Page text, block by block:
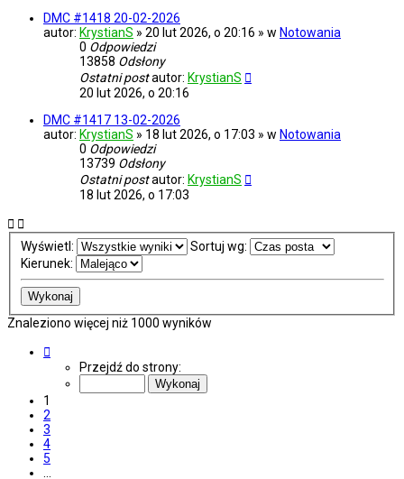
DMC #1418 20-02-2026
autor: KrystianS » 20 lut 2026, o 20:16 » w Notowania
0 Odpowiedzi
13858 Odsłony
Ostatni postautor: KrystianS
20 lut 2026, o 20:16
DMC #1417 13-02-2026
autor: KrystianS » 18 lut 2026, o 17:03 » w Notowania
0 Odpowiedzi
13739 Odsłony
Ostatni postautor: KrystianS
18 lut 2026, o 17:03
Wyświetl:
Sortuj wg:
Kierunek:
Znaleziono więcej niż 1000 wyników
Przejdź do strony:
1
2
3
4
5